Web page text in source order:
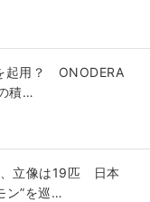
起用？ ONODERA
積…
立像は19匹 日本
ン”を巡…